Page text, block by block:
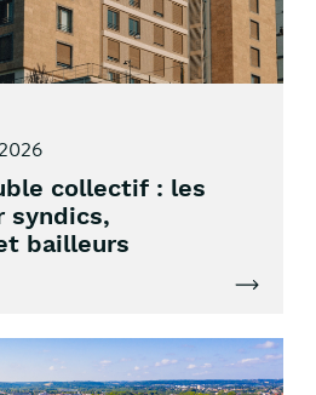
collectif : les
syndics,
bailleurs
Lire